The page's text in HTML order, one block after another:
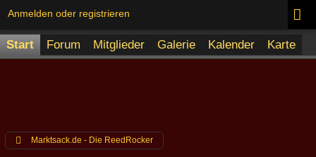
Anmelden oder registrieren
Start Forum Mitglieder Galerie Kalender Karte
Marktsack.de - Die ReedRocker